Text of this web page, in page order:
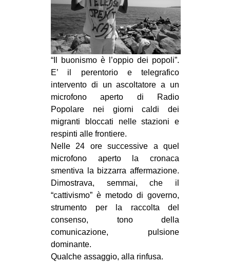
MOBILITAZIONI
SPAZI
SPORT POPOLARE
MOVIMENTI
ANTIFASCISMO
DIRITTO ALL’ABITARE
GENERI
MIGRAZIONI
PRECARIATO
REPRESSIONE
STUDENTI
CULTURE
CINEMA
“Il buonismo è l’oppio dei popoli”.
E’ il perentorio e telegrafico
intervento di un ascoltatore a un
microfono aperto di Radio
Popolare nei giorni caldi dei
migranti bloccati nelle stazioni e
respinti alle frontiere.
Nelle 24 ore successive a quel
microfono aperto la cronaca
smentiva la bizzarra affermazione.
Dimostrava, semmai, che il
“cattivismo” è metodo di governo,
strumento per la raccolta del
consenso, tono della
comunicazione, pulsione
dominante.
Qualche assaggio, alla rinfusa.